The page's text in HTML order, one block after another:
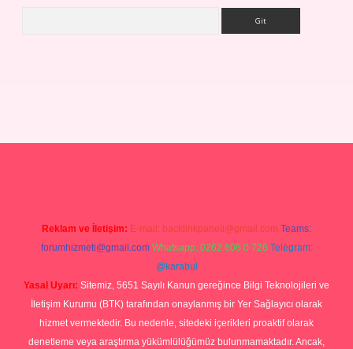
Reklam ve İletişim: E-mail: backlinkpaneli@gmail.com Teams:
forumhizmeti@gmail.com Whatsapp: 0262 606 0 726 Telegram:
@karabul
Yasal Uyarı: Sitemiz, 5651 Sayılı Kanun gereğince Bilgi Teknolojileri ve
İletişim Kurumu (BTK) tarafından onaylanmış bir Yer Sağlayıcı olarak
hizmet vermektedir. Bu nedenle, sitedeki içerikleri proaktif olarak
denetleme veya araştırma yükümlülüğümüz bulunmamaktadır. Ancak,